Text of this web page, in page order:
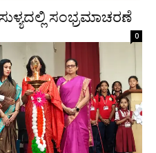
ಸಂಭ್ರಮಾಚರಣೆ
0